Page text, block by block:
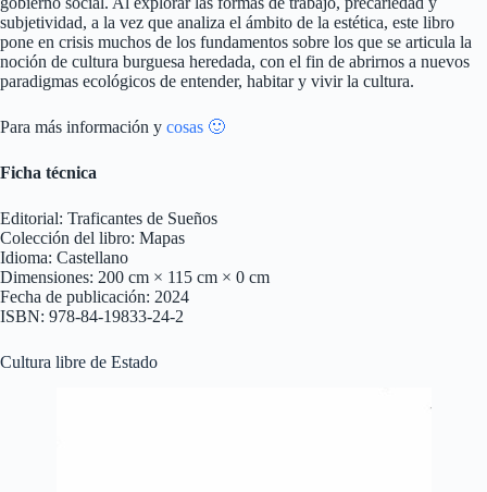
subjetividad, a la vez que analiza el ámbito de la estética, este libro
pone en crisis muchos de los fundamentos sobre los que se articula la
noción de cultura burguesa heredada, con el fin de abrirnos a nuevos
paradigmas ecológicos de entender, habitar y vivir la cultura.
Para más información y cosas 🙂
Ficha técnica
Editorial: Traficantes de Sueños
Colección del libro: Mapas
Idioma: Castellano
Dimensiones: 200 cm × 115 cm × 0 cm
Fecha de publicación: 2024
ISBN: 978-84-19833-24-2
Cultura libre de Estado